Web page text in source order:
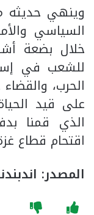
وينهي حديثه
السياسي
خلال بضعة
للشعب في
الحرب،
على قيد
الذي قمنا
اقتحام قطاع
المصدر: